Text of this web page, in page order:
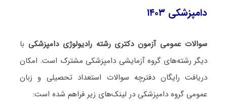
دامپزشکی ۱۴۰۳
سوالات عمومی آزمون دکتری رشته رادیولوژی دامپزشکی با
دیگر رشته‌های گروه آزمایشی دامپزشکی مشترک است. امکان
دریافت رایگان دفترچه سوالات استعداد تحصیلی و زبان
عمومی گروه دامپزشکی در لینک‌های زیر فراهم شده است: